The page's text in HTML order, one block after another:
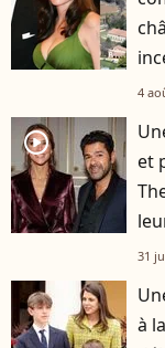
4
player2
et
31
à